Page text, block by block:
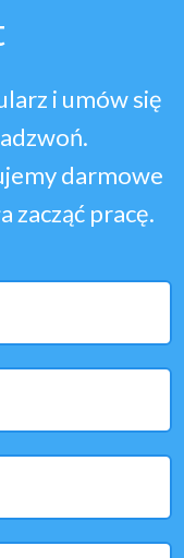
i umów się
darmowe
zacząć pracę.